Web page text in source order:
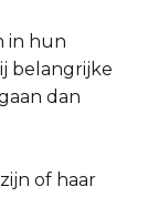
in hun
belangrijke
dan
of haar